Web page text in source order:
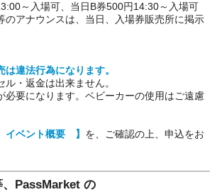
～入場可、当日B券500円14:30～入場可
アナウンスは、当日、入場券販売所に掲示
違法行為になります。
ル・返金は出来ません。
必要になります。ベビーカーの使用はご遠慮
イベント概要 】 を、ご確認の上、申込をお
PassMarket の